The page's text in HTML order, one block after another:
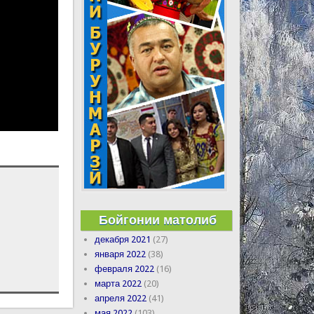
Бойгонии матолиб
декабря 2021 (27)
января 2022 (38)
февраля 2022 (16)
марта 2022 (20)
апреля 2022 (41)